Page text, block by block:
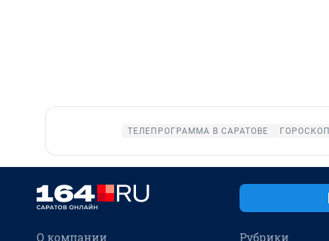
ТЕЛЕПРОГРАММА В САРАТОВЕ ГОРОСКОП
О компании Рубрики